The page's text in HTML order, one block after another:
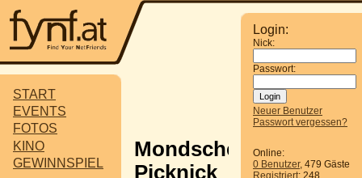
START
EVENTS
FOTOS
KINO
GEWINNSPIEL
Login:
Nick:
Passwort:
Neuer Benutzer
Passwort vergessen?
Online:
0 Benutzer, 479 Gäste
Registriert: 248
Mondschein-
Picknick